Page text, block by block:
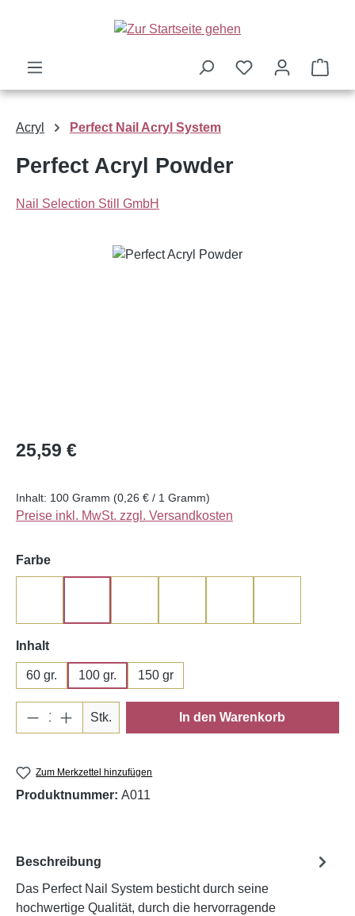
Zum Hauptinhalt springen
Acryl Perfect Nail Acryl System
Perfect Acryl Powder
Nail Selection Still GmbH
Bildergalerie überspringen
Regulärer Preis:
25,59 €
Inhalt: 100 Gramm (0,26 € / 1 Gramm)
Preise inkl. MwSt. zzgl. Versandkosten
Farbeauswählen
Inhaltauswählen
60 gr. 100 gr. 150 gr
Produkt Anzahl: Gib den gewünschten
Stk. In den Warenkorb
Zum Merkzettel hinzufügen
Produktnummer: A011
Beschreibung
Das Perfect Nail System besticht durch seine
hochwertige Qualität, durch die hervorragende